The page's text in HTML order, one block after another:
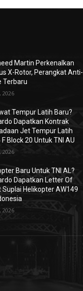
Martin Perkenalkan
X-Rotor, Perangkat Anti-
Terbaru
2026
Tempur Latih Baru?
Dapatkan Kontrak
Jet Tempur Latih
F Block 20 Untuk TNI AU
2026
Baru Untuk TNI AL?
Dapatkan Letter Of
Suplai Helikopter AW149
2026